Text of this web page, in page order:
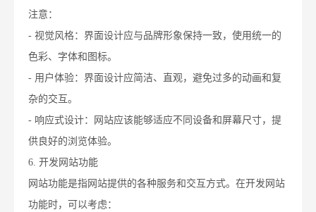
注意：
- 视觉风格：界面设计应与品牌形象保持一致，使用统一的
色彩、字体和图标。
- 用户体验：界面设计应简洁、直观，避免过多的动画和复
杂的交互。
- 响应式设计：网站应该能够适应不同设备和屏幕尺寸，提
供良好的浏览体验。
6. 开发网站功能
网站功能是指网站提供的各种服务和交互方式。在开发网站
功能时，可以考虑：